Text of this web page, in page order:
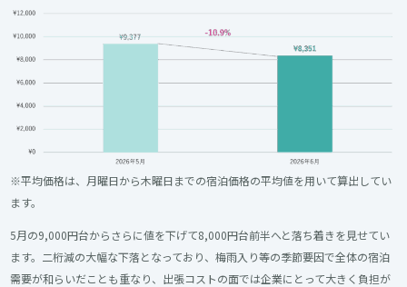
※平均価格は、月曜日から木曜日までの宿泊価格の平均値を用いて算出してい
ます。
5月の9,000円台からさらに値を下げて8,000円台前半へと落ち着きを見せてい
ます。二桁減の大幅な下落となっており、梅雨入り等の季節要因で全体の宿泊
需要が和らいだことも重なり、出張コストの面では企業にとって大きく負担が